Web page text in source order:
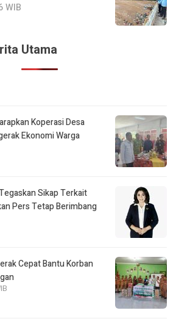
WIB
Utama
Koperasi Desa
Ekonomi Warga
Sikap Terkait
Pers Tetap Berimbang
Cepat Bantu Korban